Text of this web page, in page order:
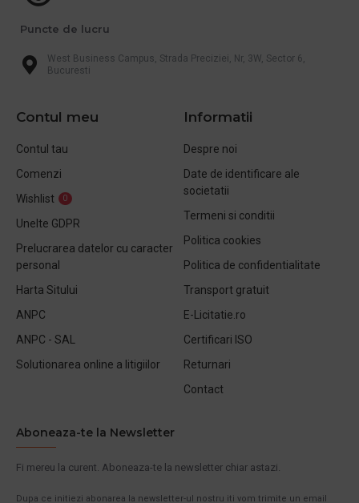
Puncte de lucru
West Business Campus, Strada Preciziei, Nr, 3W, Sector 6,
Bucuresti
Contul meu
Contul tau
Comenzi
Wishlist
0
Unelte GDPR
Prelucrarea datelor cu caracter
personal
Harta Sitului
ANPC
ANPC - SAL
Solutionarea online a litigiilor
Informatii
Despre noi
Date de identificare ale
societatii
Termeni si conditii
Politica cookies
Politica de confidentialitate
Transport gratuit
E-Licitatie.ro
Certificari ISO
Returnari
Contact
Aboneaza-te la Newsletter
Fi mereu la curent. Aboneaza-te la newsletter chiar astazi.
Dupa ce initiezi abonarea la newsletter-ul nostru iti vom trimite un email